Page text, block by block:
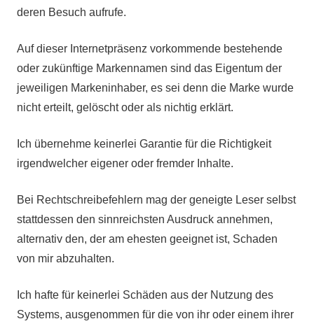
deren Besuch aufrufe.
Auf dieser Internetpräsenz vorkommende bestehende
oder zukünftige Markennamen sind das Eigentum der
jeweiligen Markeninhaber, es sei denn die Marke wurde
nicht erteilt, gelöscht oder als nichtig erklärt.
Ich übernehme keinerlei Garantie für die Richtigkeit
irgendwelcher eigener oder fremder Inhalte.
Bei Rechtschreibefehlern mag der geneigte Leser selbst
stattdessen den sinnreichsten Ausdruck annehmen,
alternativ den, der am ehesten geeignet ist, Schaden
von mir abzuhalten.
Ich hafte für keinerlei Schäden aus der Nutzung des
Systems, ausgenommen für die von ihr oder einem ihrer